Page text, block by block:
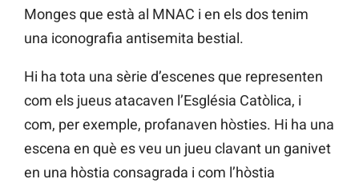
Monges que està al MNAC i en els dos tenim
una iconografia antisemita bestial.
Hi ha tota una sèrie d’escenes que representen
com els jueus atacaven l’Església Catòlica, i
com, per exemple, profanaven hòsties. Hi ha una
escena en què es veu un jueu clavant un ganivet
en una hòstia consagrada i com l’hòstia